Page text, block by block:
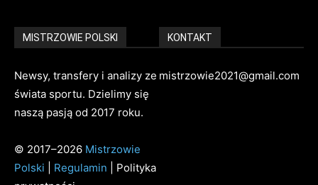
MISTRZOWIE POLSKI
Newsy, transfery i analizy ze
świata sportu. Dzielimy się
naszą pasją od 2017 roku.
© 2017–2026 Mistrzowie
Polski
Regulamin | Polityka
KONTAKT
mistrzowie2021@gmail.com